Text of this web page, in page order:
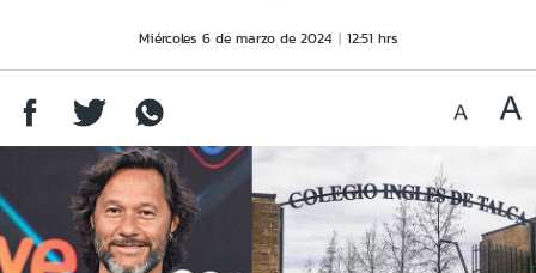
Miércoles 6 de marzo de 2024 12:51 hrs